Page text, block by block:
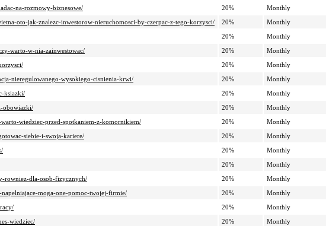
na-rozmowy-biznesowe/
20% Monthly
oto-jak-znalezc-inwestorow-nieruchomosci-by-czerpac-z-tego-korzysci/
20% Monthly
20% Monthly
warto-w-nia-zainwestowac/
20% Monthly
20% Monthly
nieregulowanego-wysokiego-cisnienia-krwi/
20% Monthly
ksiazki/
20% Monthly
obowiazki/
20% Monthly
wiedziec-przed-spotkaniem-z-komornikiem/
20% Monthly
siebie-i-swoja-kariere/
20% Monthly
20% Monthly
20% Monthly
rowniez-dla-osob-fizycznych/
20% Monthly
moga-one-pomoc-twojej-firmie/
20% Monthly
20% Monthly
wiedziec/
20% Monthly